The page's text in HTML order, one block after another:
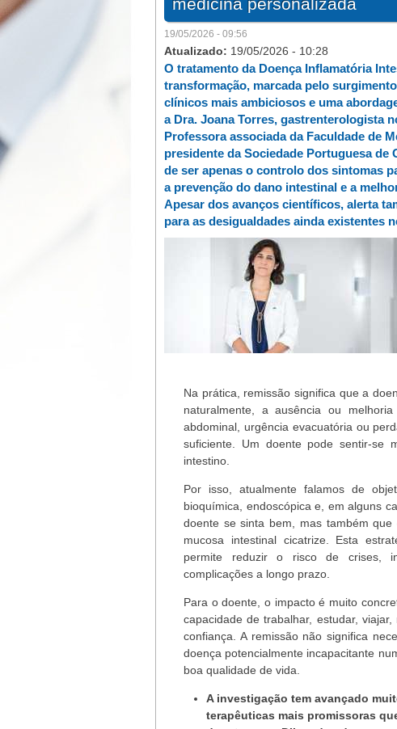
19/05/2026 - 09:56
Atualizado: 19/05/2026 - 10:28
O tratamento da Doença Inflamatória
transformação, marcada pelo
clínicos mais ambiciosos e uma
a Dra. Joana Torres, gastrenterologista
Professora associada da Faculdade de
presidente da Sociedade Portuguesa
de ser apenas o controlo dos sintomas
a prevenção do dano intestinal e a
Apesar dos avanços científicos, alerta
para as desigualdades ainda existentes
Na prática, remissão significa que a
naturalmente, a ausência ou
abdominal, urgência evacuatória ou
suficiente. Um doente pode sentir-se
intestino.
Por isso, atualmente falamos de
bioquímica, endoscópica e, em alguns
doente se sinta bem, mas também
mucosa intestinal cicatrize. Esta
permite reduzir o risco de crises,
complicações a longo prazo.
Para o doente, o impacto é muito
capacidade de trabalhar, estudar,
confiança. A remissão não significa
doença potencialmente incapacitante
boa qualidade de vida.
A investigação tem avançado
terapêuticas mais promissoras